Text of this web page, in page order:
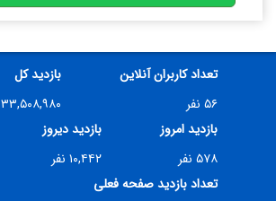
تعداد کاربران آنلاین
۵۶ نفر
بازدید کل
۳۳,۵۰۸,۹۸۰ نفر
بازدید امروز
۵۷۸ نفر
بازدید دیروز
۱۰,۴۴۲ نفر
تعداد بازدید صفحه فعلی